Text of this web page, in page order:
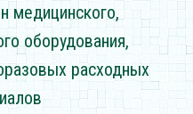
медицинского,
оборудования,
расходных